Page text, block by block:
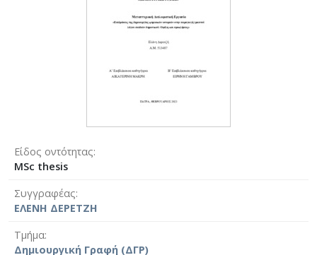
Είδος οντότητας
MSc thesis
Συγγραφέας
ΕΛΕΝΗ ΔΕΡΕΤΖΗ
Τμήμα
Δημιουργική Γραφή (ΔΓΡ)